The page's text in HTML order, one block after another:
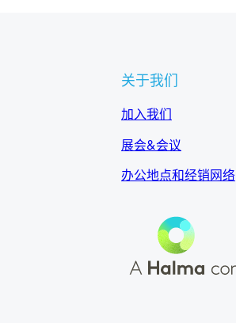
关于我们
加入我们
展会&会议
办公地点和经销网络